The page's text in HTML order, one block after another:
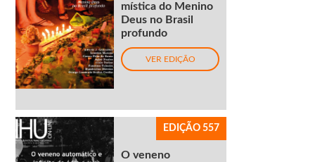
mística do Menino
Deus no Brasil
profundo
VER EDIÇÃO
EDIÇÃO 557
O veneno